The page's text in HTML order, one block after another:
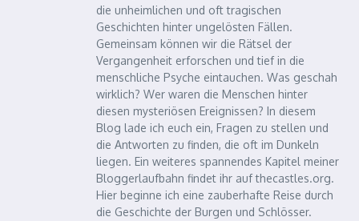
die unheimlichen und oft tragischen
Geschichten hinter ungelösten Fällen.
Gemeinsam können wir die Rätsel der
Vergangenheit erforschen und tief in die
menschliche Psyche eintauchen. Was geschah
wirklich? Wer waren die Menschen hinter
diesen mysteriösen Ereignissen? In diesem
Blog lade ich euch ein, Fragen zu stellen und
die Antworten zu finden, die oft im Dunkeln
liegen. Ein weiteres spannendes Kapitel meiner
Bloggerlaufbahn findet ihr auf thecastles.org.
Hier beginne ich eine zauberhafte Reise durch
die Geschichte der Burgen und Schlösser.